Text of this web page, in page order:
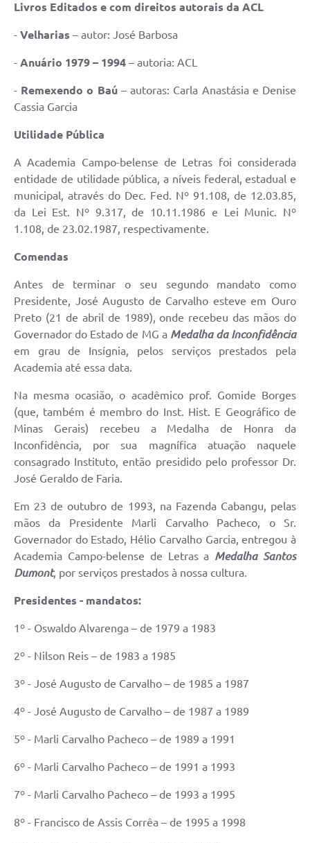
Livros Editados e com direitos autorais da ACL
- Velharias – autor: José Barbosa
- Anuário 1979 – 1994 – autoria: ACL
- Remexendo o Baú– autoras: Carla Anastásia e Denise
Cassia Garcia
Utilidade Pública
A Academia Campo-belense de Letras foi considerada
entidade de utilidade pública, a níveis federal, estadual e
municipal, através do Dec. Fed. Nº 91.108, de 12.03.85,
da Lei Est. Nº 9.317, de 10.11.1986 e Lei Munic. Nº
1.108, de 23.02.1987, respectivamente.
Comendas
Antes de terminar o seu segundo mandato como
Presidente, José Augusto de Carvalho esteve em Ouro
Preto (21 de abril de 1989), onde recebeu das mãos do
Governador do Estado de MG a Medalha da Inconfidência
em grau de Insígnia, pelos serviços prestados pela
Academia até essa data.
Na mesma ocasião, o acadêmico prof. Gomide Borges
(que, também é membro do Inst. Hist. E Geográfico de
Minas Gerais) recebeu a Medalha de Honra da
Inconfidência, por sua magnífica atuação naquele
consagrado Instituto, então presidido pelo professor Dr.
José Geraldo de Faria.
Em 23 de outubro de 1993, na Fazenda Cabangu, pelas
mãos da Presidente Marli Carvalho Pacheco, o Sr.
Governador do Estado, Hélio Carvalho Garcia, entregou à
Academia Campo-belense de Letras a Medalha Santos
Dumont, por serviços prestados à nossa cultura.
Presidentes - mandatos:
1º - Oswaldo Alvarenga – de 1979 a 1983
2º - Nilson Reis – de 1983 a 1985
3º - José Augusto de Carvalho – de 1985 a 1987
4º - José Augusto de Carvalho – de 1987 a 1989
5º - Marli Carvalho Pacheco – de 1989 a 1991
6º - Marli Carvalho Pacheco – de 1991 a 1993
7º - Marli Carvalho Pacheco – de 1993 a 1995
8º - Francisco de Assis Corrêa – de 1995 a 1998